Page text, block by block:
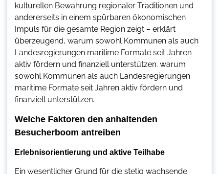
kulturellen Bewahrung regionaler Traditionen und
andererseits in einem spürbaren ökonomischen
Impuls für die gesamte Region zeigt – erklärt
überzeugend, warum sowohl Kommunen als auch
Landesregierungen maritime Formate seit Jahren
aktiv fördern und finanziell unterstützen. warum
sowohl Kommunen als auch Landesregierungen
maritime Formate seit Jahren aktiv fördern und
finanziell unterstützen.
Welche Faktoren den anhaltenden
Besucherboom antreiben
Erlebnisorientierung und aktive Teilhabe
Ein wesentlicher Grund für die stetig wachsende